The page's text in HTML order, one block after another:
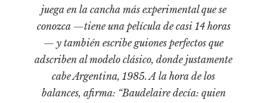
Turismo accidental
Vidas paralelas
Voces y lecturas
juega en la cancha más experimental que se
conozca —tiene una película de casi 14 horas
— y también escribe guiones perfectos que
adscriben al modelo clásico, donde justamente
cabe Argentina, 1985. A la hora de los
balances, afirma: “Baudelaire decía: quien